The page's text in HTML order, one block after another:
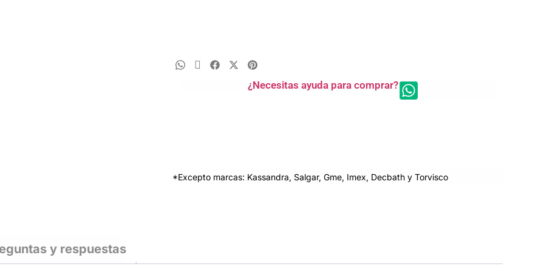
¿Necesitas ayuda para comprar?
*Excepto marcas: Kassandra, Salgar, Gme, Imex, Decbath y Torvisco
y respuestas